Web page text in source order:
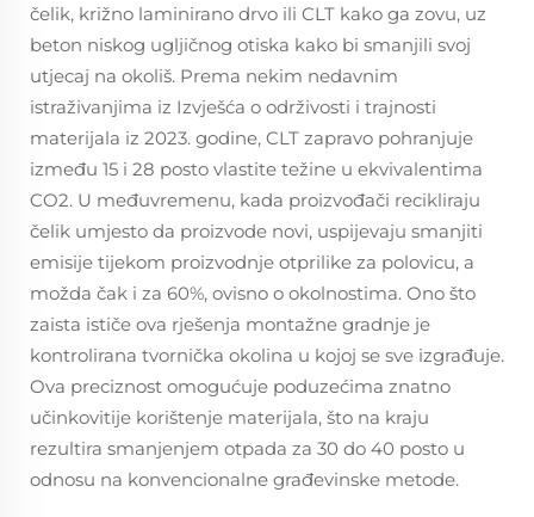
čelik, križno laminirano drvo ili CLT kako ga zovu, uz
beton niskog ugljičnog otiska kako bi smanjili svoj
utjecaj na okoliš. Prema nekim nedavnim
istraživanjima iz Izvješća o održivosti i trajnosti
materijala iz 2023. godine, CLT zapravo pohranjuje
između 15 i 28 posto vlastite težine u ekvivalentima
CO2. U međuvremenu, kada proizvođači recikliraju
čelik umjesto da proizvode novi, uspijevaju smanjiti
emisije tijekom proizvodnje otprilike za polovicu, a
možda čak i za 60%, ovisno o okolnostima. Ono što
zaista ističe ova rješenja montažne gradnje je
kontrolirana tvornička okolina u kojoj se sve izgrađuje.
Ova preciznost omogućuje poduzećima znatno
učinkovitije korištenje materijala, što na kraju
rezultira smanjenjem otpada za 30 do 40 posto u
odnosu na konvencionalne građevinske metode.